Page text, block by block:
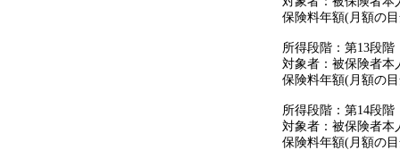
保険料年額(月額の
所得段階：第13段階
対象者：被保険者本
保険料年額(月額の
所得段階：第14段階
対象者：被保険者本
保険料年額(月額の